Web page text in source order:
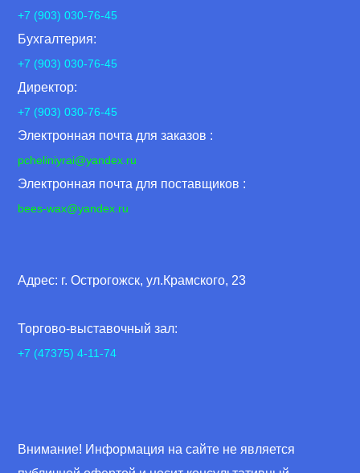
+7 (903) 030-76-45
Бухгалтерия:
+7 (903) 030-76-45
Директор:
+7 (903) 030-76-45
Электронная почта для заказов :
pcheliniyrai@yandex.ru
Электронная почта для поставщиков :
bees-wax@yandex.ru
Адрес: г. Острогожск, ул.Крамского, 23
Торгово-выставочный зал:
+7 (47375) 4-11-74
Внимание! Информация на сайте не является